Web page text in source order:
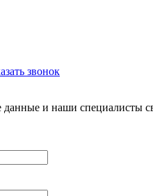
звонок
и наши специалисты